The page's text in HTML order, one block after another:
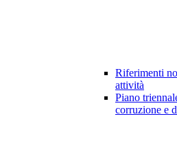
Riferimenti
attività
Piano
corruzione e